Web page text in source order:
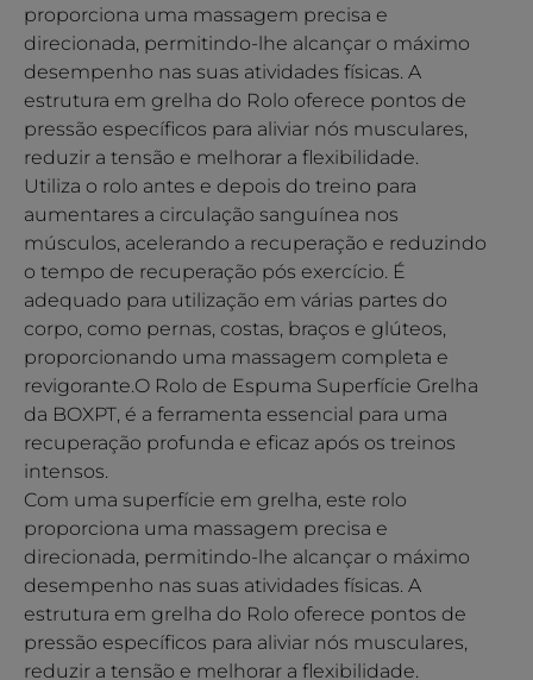
proporciona uma massagem precisa e
direcionada, permitindo-lhe alcançar o máximo
desempenho nas suas atividades físicas. A
estrutura em grelha do Rolo oferece pontos de
pressão específicos para aliviar nós musculares,
reduzir a tensão e melhorar a flexibilidade.
Utiliza o rolo antes e depois do treino para
aumentares a circulação sanguínea nos
músculos, acelerando a recuperação e reduzindo
o tempo de recuperação pós exercício. É
adequado para utilização em várias partes do
corpo, como pernas, costas, braços e glúteos,
proporcionando uma massagem completa e
revigorante.O Rolo de Espuma Superfície Grelha
da BOXPT, é a ferramenta essencial para uma
recuperação profunda e eficaz após os treinos
intensos.
Com uma superfície em grelha, este rolo
proporciona uma massagem precisa e
direcionada, permitindo-lhe alcançar o máximo
desempenho nas suas atividades físicas. A
estrutura em grelha do Rolo oferece pontos de
pressão específicos para aliviar nós musculares,
reduzir a tensão e melhorar a flexibilidade.